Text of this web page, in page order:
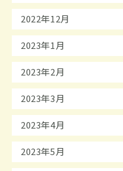
2022年12月
2023年1月
2023年2月
2023年3月
2023年4月
2023年5月